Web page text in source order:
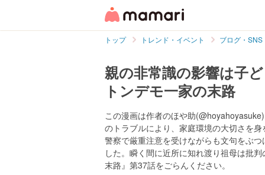
トップ トレンド・イベント ブログ・SNS
親の非常識の影響は子
トンデモ一家の末路
この漫画は作者のほや助
のトラブルにより、家庭環境の大切さを
警察で厳重注意を受けながらも文句をぶ
した。瞬く間に近所に知れ渡り祖母は批
末路』第37話をごらんください。